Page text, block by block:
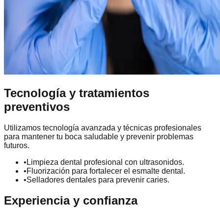
Tecnología y tratamientos
preventivos
Utilizamos tecnología avanzada y técnicas profesionales
para mantener tu boca saludable y prevenir problemas
futuros.
• Limpieza dental profesional con ultrasonidos.
•Fluorización para fortalecer el esmalte dental.
•Selladores dentales para prevenir caries.
Experiencia y confianza